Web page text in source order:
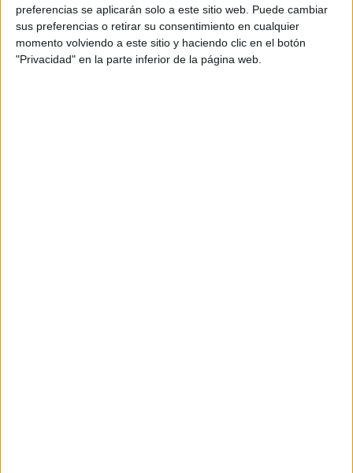
preferencias se aplicarán solo a este sitio web. Puede cambiar
sus preferencias o retirar su consentimiento en cualquier
momento volviendo a este sitio y haciendo clic en el botón
"Privacidad" en la parte inferior de la página web.